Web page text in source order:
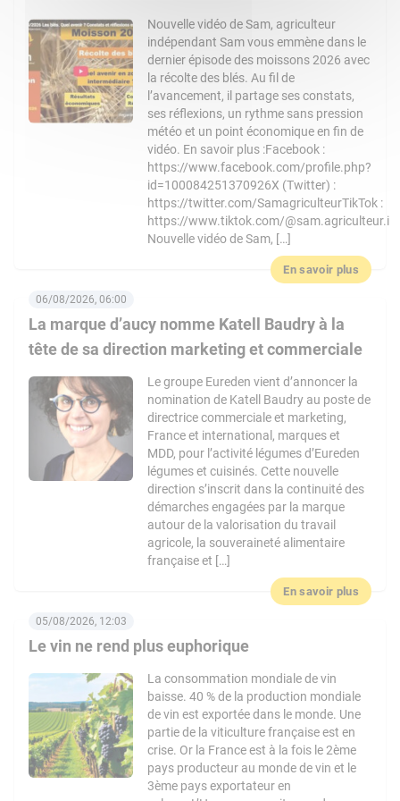
Nouvelle vidéo de Sam, agriculteur
indépendant Sam vous emmène dans le
dernier épisode des moissons 2026 avec
la récolte des blés. Au fil de
l’avancement, il partage ses constats,
ses réflexions, un rythme sans pression
météo et un point économique en fin de
vidéo. En savoir plus :Facebook :
https://www.facebook.com/profile.php?
id=100084251370926X (Twitter) :
https://twitter.com/SamagriculteurTikTok :
https://www.tiktok.com/@sam.agriculteur.i
Nouvelle vidéo de Sam, […]
En savoir plus
La marque d’aucy nomme Katell Baudry à la
tête de sa direction marketing et commerciale
06/08/2026, 06:00
Le groupe Eureden vient d’annoncer la
nomination de Katell Baudry au poste de
directrice commerciale et marketing,
France et international, marques et
MDD, pour l’activité légumes d’Eureden
légumes et cuisinés. Cette nouvelle
direction s’inscrit dans la continuité des
démarches engagées par la marque
autour de la valorisation du travail
agricole, la souveraineté alimentaire
française et […]
En savoir plus
Le vin ne rend plus euphorique
05/08/2026, 12:03
La consommation mondiale de vin
baisse. 40 % de la production mondiale
de vin est exportée dans le monde. Une
partie de la viticulture française est en
crise. Or la France est à la fois le 2ème
pays producteur au monde de vin et le
3ème pays exportateur en